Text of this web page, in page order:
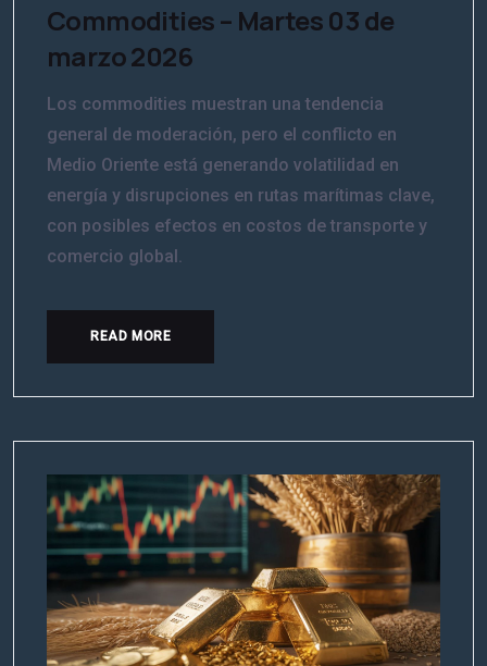
Commodities – Martes 03 de
marzo 2026
Los commodities muestran una tendencia
general de moderación, pero el conflicto en
Medio Oriente está generando volatilidad en
energía y disrupciones en rutas marítimas clave,
con posibles efectos en costos de transporte y
comercio global.
READ MORE